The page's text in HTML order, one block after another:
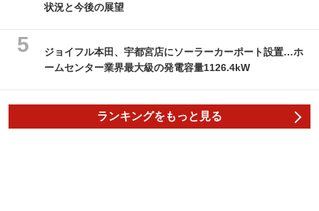
状況と今後の展望
ジョイフル本田、宇都宮店にソーラーカーポート設置…ホ
ームセンター業界最大級の発電容量1126.4kW
ランキングをもっと見る